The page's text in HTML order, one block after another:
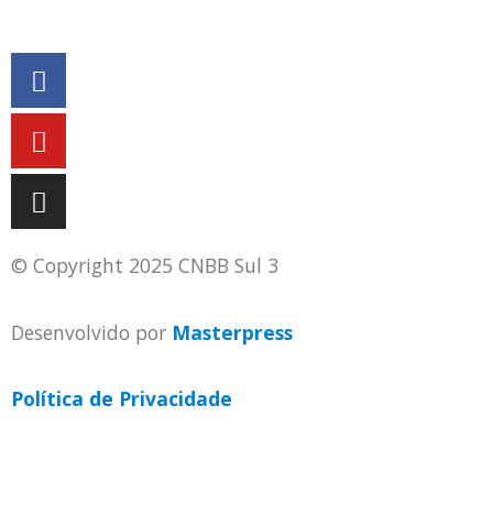
© Copyright 2025 CNBB Sul 3
Desenvolvido por Masterpress
Política de Privacidade